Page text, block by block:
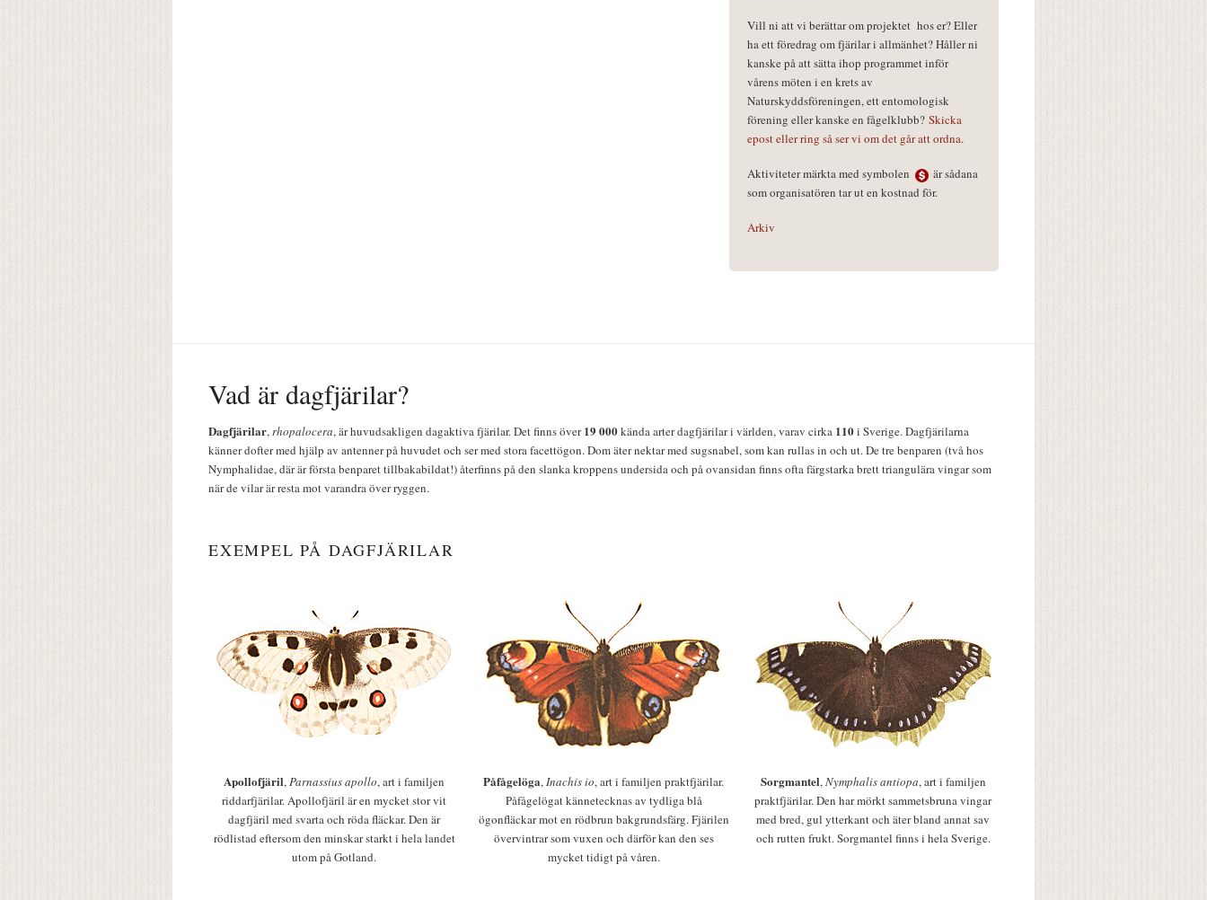
Vill ni att vi berättar om projektet hos er? Eller
ha ett föredrag om fjärilar i allmänhet? Håller ni
kanske på att sätta ihop programmet inför
vårens möten i en krets av
Naturskyddsföreningen, ett entomologisk
förening eller kanske en fågelklubb? Skicka
epost eller ring så ser vi om det går att ordna.
Aktiviteter märkta med symbolen
är sådana
som organisatören tar ut en kostnad för.
Arkiv
Vad är dagfjärilar?
Dagfjärilar,rhopalocera, är huvudsakligen dagaktiva fjärilar. Det finns över19 000kända arter dagfjärilar i världen, varav cirka 110i Sverige. Dagfjärilarna
känner dofter med hjälp av antenner på huvudet och ser med stora facettögon. Dom äter nektar med sugsnabel, som kan rullas in och ut. De tre benparen (två hos
Nymphalidae, där är första benparet tillbakabildat!) återfinns på den slanka kroppens undersida och på ovansidan finns ofta färgstarka brett triangulära vingar som
när de vilar är resta mot varandra över ryggen.
EXEMPEL PÅ DAGFJÄRILAR
Apollofjäril,Parnassius apollo, art i familjen
riddarfjärilar. Apollofjäril är en mycket stor vit
dagfjäril med svarta och röda fläckar. Den är
rödlistad eftersom den minskar starkt i hela landet
utom på Gotland.
Påfågelöga,Inachis io, art i familjen praktfjärilar.
Påfågelögat kännetecknas av tydliga blå
ögonfläckar mot en rödbrun bakgrundsfärg. Fjärilen
övervintrar som vuxen och därför kan den ses
mycket tidigt på våren.
Sorgmantel,Nymphalis antiopa, art i familjen
praktfjärilar. Den har mörkt sammetsbruna vingar
med bred, gul ytterkant och äter bland annat sav
och rutten frukt. Sorgmantel finns i hela Sverige.